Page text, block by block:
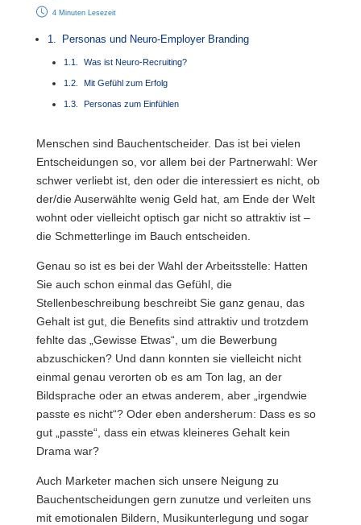
4 Minuten Lesezeit
Personas und Neuro-Employer Branding
Was ist Neuro-Recruiting?
Mit Gefühl zum Erfolg
Personas zum Einfühlen
Menschen sind Bauchentscheider. Das ist bei vielen
Entscheidungen so, vor allem bei der Partnerwahl: Wer
schwer verliebt ist, den oder die interessiert es nicht, ob
der/die Auserwählte wenig Geld hat, am Ende der Welt
wohnt oder vielleicht optisch gar nicht so attraktiv ist –
die Schmetterlinge im Bauch entscheiden.
Genau so ist es bei der Wahl der Arbeitsstelle: Hatten
Sie auch schon einmal das Gefühl, die
Stellenbeschreibung beschreibt Sie ganz genau, das
Gehalt ist gut, die Benefits sind attraktiv und trotzdem
fehlte das „Gewisse Etwas“, um die Bewerbung
abzuschicken? Und dann konnten sie vielleicht nicht
einmal genau verorten ob es am Ton lag, an der
Bildsprache oder an etwas anderem, aber „irgendwie
passte es nicht“? Oder eben andersherum: Dass es so
gut „passte“, dass ein etwas kleineres Gehalt kein
Drama war?
Auch Marketer machen sich unsere Neigung zu
Bauchentscheidungen gern zunutze und verleiten uns
mit emotionalen Bildern, Musikunterlegung und sogar